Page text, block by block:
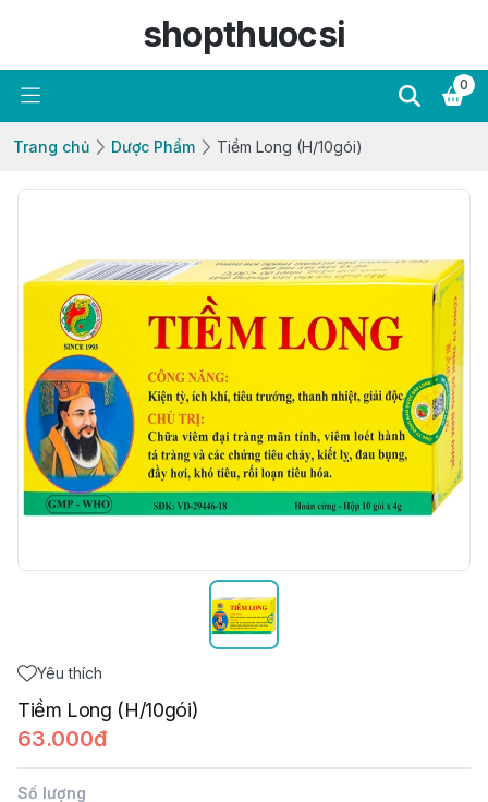
shopthuocsi
0
Trang chủ Dược Phẩm Tiềm Long (H/10gói)
Yêu thích
Tiềm Long (H/10gói)
63.000đ
Số lượng